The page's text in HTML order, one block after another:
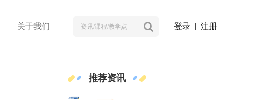
关于我们 登录 注册
推荐资讯